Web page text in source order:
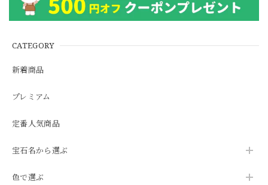
CATEGORY
新着商品
プレミアム
定番人気商品
宝石名から選ぶ
色で選ぶ